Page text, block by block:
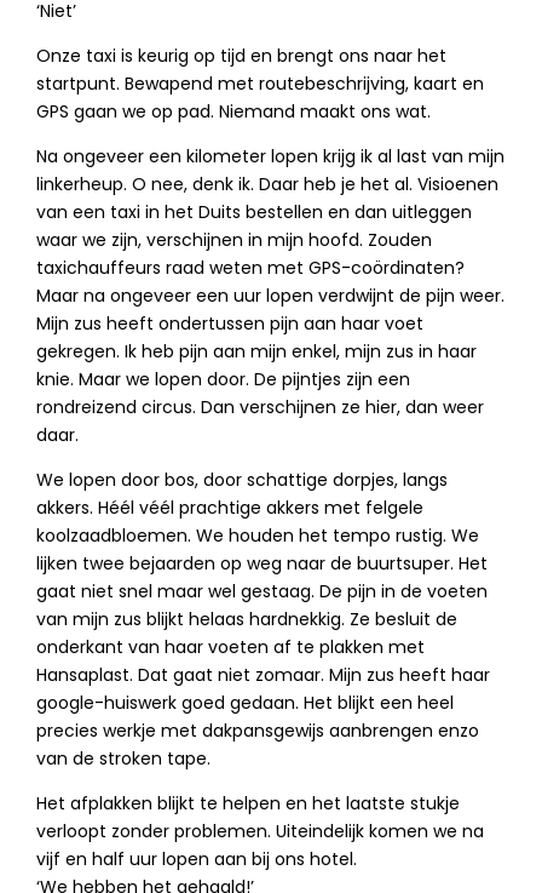
‘Niet’
Onze taxi is keurig op tijd en brengt ons naar het
startpunt. Bewapend met routebeschrijving, kaart en
GPS gaan we op pad. Niemand maakt ons wat.
Na ongeveer een kilometer lopen krijg ik al last van mijn
linkerheup. O nee, denk ik. Daar heb je het al. Visioenen
van een taxi in het Duits bestellen en dan uitleggen
waar we zijn, verschijnen in mijn hoofd. Zouden
taxichauffeurs raad weten met GPS-coördinaten?
Maar na ongeveer een uur lopen verdwijnt de pijn weer.
Mijn zus heeft ondertussen pijn aan haar voet
gekregen. Ik heb pijn aan mijn enkel, mijn zus in haar
knie. Maar we lopen door. De pijntjes zijn een
rondreizend circus. Dan verschijnen ze hier, dan weer
daar.
We lopen door bos, door schattige dorpjes, langs
akkers. Héél véél prachtige akkers met felgele
koolzaadbloemen. We houden het tempo rustig. We
lijken twee bejaarden op weg naar de buurtsuper. Het
gaat niet snel maar wel gestaag. De pijn in de voeten
van mijn zus blijkt helaas hardnekkig. Ze besluit de
onderkant van haar voeten af te plakken met
Hansaplast. Dat gaat niet zomaar. Mijn zus heeft haar
google-huiswerk goed gedaan. Het blijkt een heel
precies werkje met dakpansgewijs aanbrengen enzo
van de stroken tape.
Het afplakken blijkt te helpen en het laatste stukje
verloopt zonder problemen. Uiteindelijk komen we na
vijf en half uur lopen aan bij ons hotel.
‘We hebben het gehaald!’